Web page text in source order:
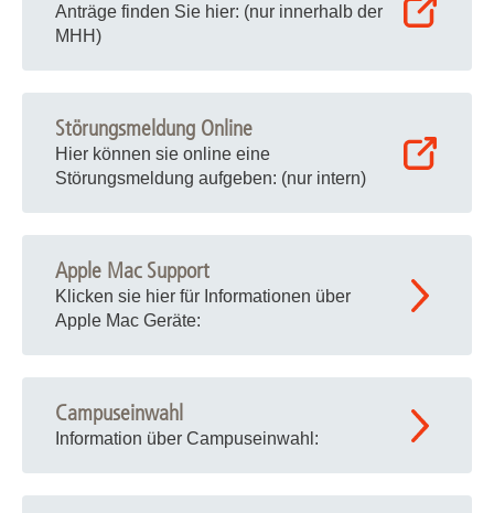
Anträge finden Sie hier: (nur innerhalb der
MHH)
Störungsmeldung Online
Hier können sie online eine
Störungsmeldung aufgeben: (nur intern)
Apple Mac Support
Klicken sie hier für Informationen über
Apple Mac Geräte:
Campuseinwahl
Information über Campuseinwahl: